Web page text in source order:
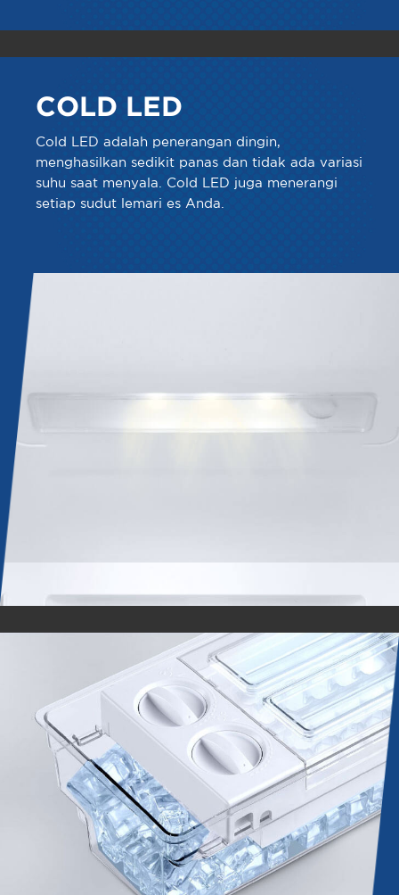
COLD LED
Cold LED adalah penerangan dingin,
menghasilkan sedikit panas dan tidak ada variasi
suhu saat menyala. Cold LED juga menerangi
setiap sudut lemari es Anda.